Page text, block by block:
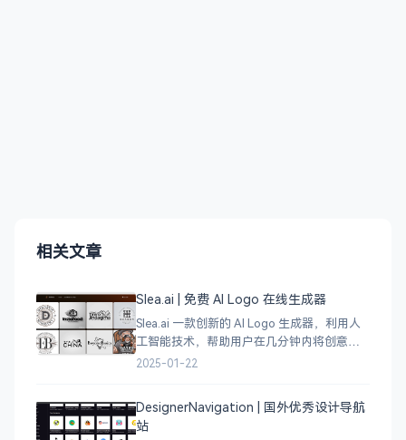
相关文章
Slea.ai | 免费 AI Logo 在线生成器
Slea.ai 一款创新的 AI Logo 生成器，利用人
工智能技术，帮助用户在几分钟内将创意变
成精美的品牌 Logo。无论你是初创企业、电
2025-01-22
DesignerNavigation | 国外优秀设计导航
站